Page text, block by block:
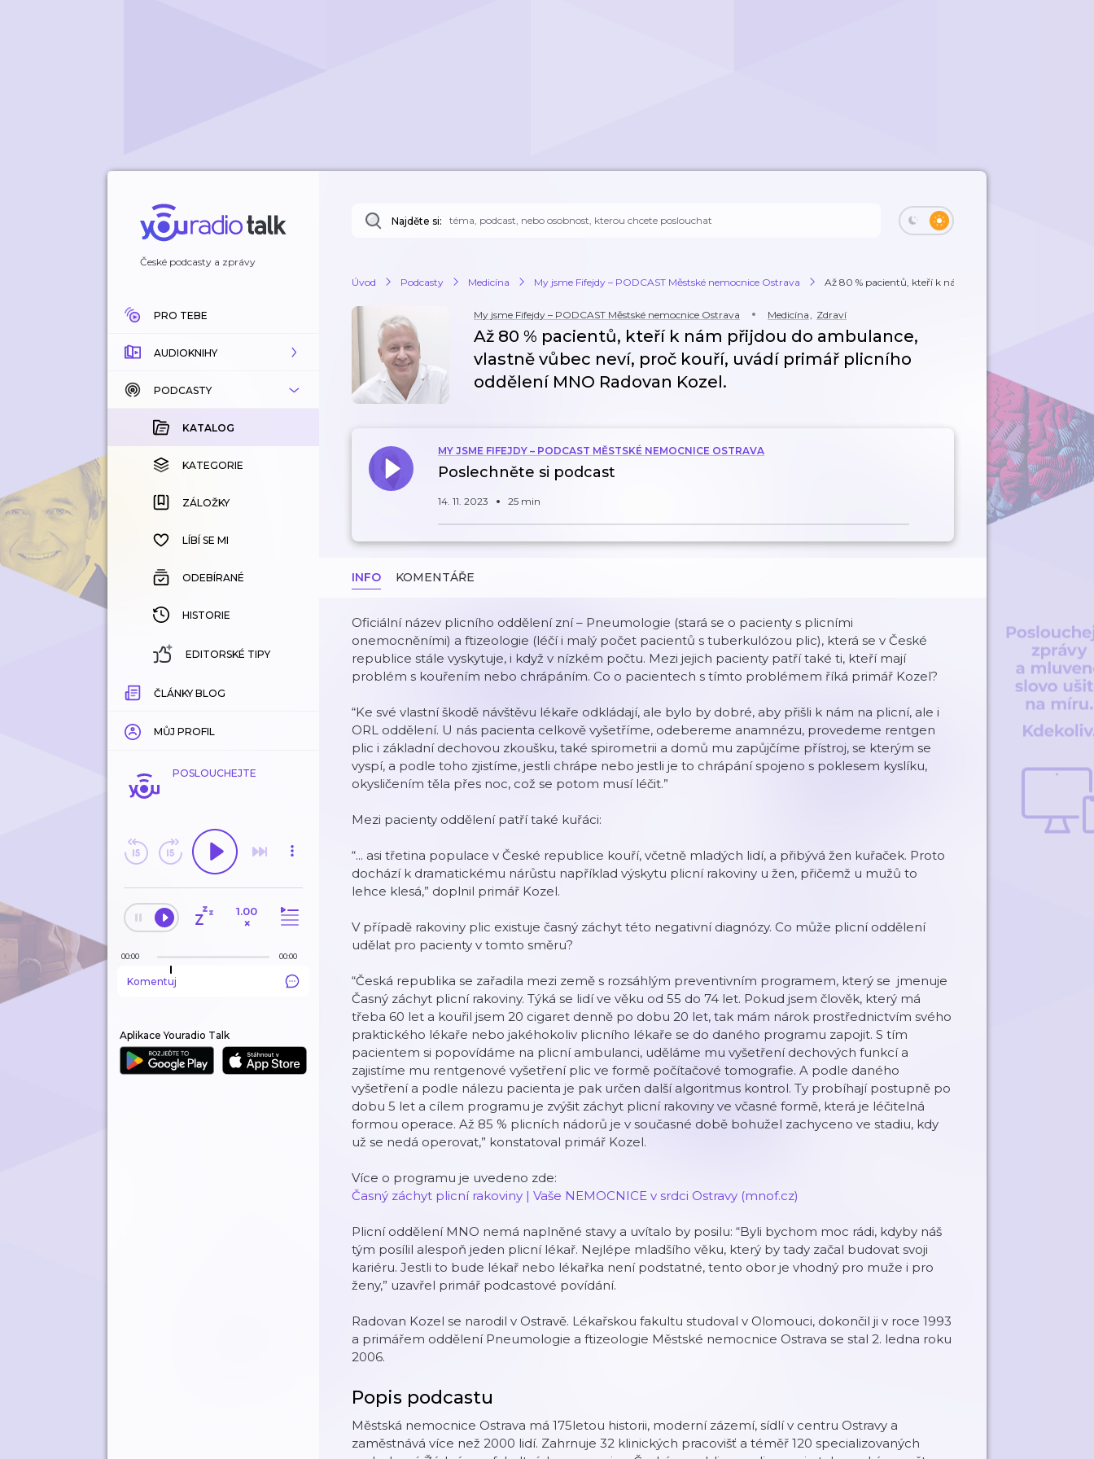
České podcasty a zprávy
PRO TEBE
AUDIOKNIHY
KATALOG
KOUPENÉ
KATEGORIE
ZÁLOŽKY
HISTORIE
PODCASTY
KATALOG
KATEGORIE
ZÁLOŽKY
LÍBÍ SE MI
ODEBÍRANÉ
HISTORIE
EDITORSKÉ TIPY
ČLÁNKY BLOG
MŮJ PROFIL
POSLOUCHEJTE
1.00
×
00:00 00:00
Komentuj
Aplikace Youradio Talk
Najděte si:
Úvod Podcasty Medicína My jsme Fifejdy – PODCAST Městské nemocnice Ostrava Až 80 % pacientů, kteří k nám přijdou do a...
My jsme Fifejdy – PODCAST Městské nemocnice Ostrava Medicína, Zdraví
Až 80 % pacientů, kteří k nám přijdou do ambulance,
vlastně vůbec neví, proč kouří, uvádí primář plicního
oddělení MNO Radovan Kozel.
MY JSME FIFEJDY – PODCAST MĚSTSKÉ NEMOCNICE OSTRAVA
Poslechněte si podcast
14. 11. 2023 25 min
INFO KOMENTÁŘE
Oficiální název plicního oddělení zní – Pneumologie (stará se o pacienty s plicními
onemocněními) a ftizeologie (léčí i malý počet pacientů s tuberkulózou plic), která se v České
republice stále vyskytuje, i když v nízkém počtu. Mezi jejich pacienty patří také ti, kteří mají
problém s kouřením nebo chrápáním. Co o pacientech s tímto problémem říká primář Kozel?
“Ke své vlastní škodě návštěvu lékaře odkládají, ale bylo by dobré, aby přišli k nám na plicní, ale i
ORL oddělení. U nás pacienta celkově vyšetříme, odebereme anamnézu, provedeme rentgen
plic i základní dechovou zkoušku, také spirometrii a domů mu zapůjčíme přístroj, se kterým se
vyspí, a podle toho zjistíme, jestli chrápe nebo jestli je to chrápání spojeno s poklesem kyslíku,
okysličením těla přes noc, což se potom musí léčit.”
Mezi pacienty oddělení patří také kuřáci:
“... asi třetina populace v České republice kouří, včetně mladých lidí, a přibývá žen kuřaček. Proto
dochází k dramatickému nárůstu například výskytu plicní rakoviny u žen, přičemž u mužů to
lehce klesá,” doplnil primář Kozel.
V případě rakoviny plic existuje časný záchyt této negativní diagnózy. Co může plicní oddělení
udělat pro pacienty v tomto směru?
“Česká republika se zařadila mezi země s rozsáhlým preventivním programem, který se jmenuje
Časný záchyt plicní rakoviny. Týká se lidí ve věku od 55 do 74 let. Pokud jsem člověk, který má
třeba 60 let a kouřil jsem 20 cigaret denně po dobu 20 let, tak mám nárok prostřednictvím svého
praktického lékaře nebo jakéhokoliv plicního lékaře se do daného programu zapojit. S tím
pacientem si popovídáme na plicní ambulanci, uděláme mu vyšetření dechových funkcí a
zajistíme mu rentgenové vyšetření plic ve formě počítačové tomografie. A podle daného
vyšetření a podle nálezu pacienta je pak určen další algoritmus kontrol. Ty probíhají postupně po
dobu 5 let a cílem programu je zvýšit záchyt plicní rakoviny ve včasné formě, která je léčitelná
formou operace. Až 85 % plicních nádorů je v současné době bohužel zachyceno ve stadiu, kdy
už se nedá operovat,” konstatoval primář Kozel.
Více o programu je uvedeno zde:
Časný záchyt plicní rakoviny | Vaše NEMOCNICE v srdci Ostravy (mnof.cz)
Plicní oddělení MNO nemá naplněné stavy a uvítalo by posilu: “Byli bychom moc rádi, kdyby náš
tým posílil alespoň jeden plicní lékař. Nejlépe mladšího věku, který by tady začal budovat svoji
kariéru. Jestli to bude lékař nebo lékařka není podstatné, tento obor je vhodný pro muže i pro
ženy,” uzavřel primář podcastové povídání.
Radovan Kozel se narodil v Ostravě. Lékařskou fakultu studoval v Olomouci, dokončil ji v roce 1993
a primářem oddělení Pneumologie a ftizeologie Městské nemocnice Ostrava se stal 2. ledna roku
2006.
Popis podcastu
Městská nemocnice Ostrava má 175letou historii, moderní zázemí, sídlí v centru Ostravy a
zaměstnává více než 2000 lidí. Zahrnuje 32 klinických pracovišť a téměř 120 specializovaných